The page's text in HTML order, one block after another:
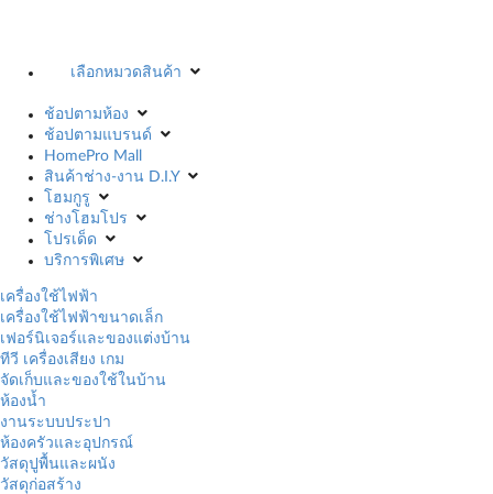
เลือกหมวดสินค้า
ช้อปตามห้อง
ช้อปตามแบรนด์
HomePro Mall
สินค้าช่าง-งาน D.I.Y
โฮมกูรู
ช่างโฮมโปร
โปรเด็ด
บริการพิเศษ
เครื่องใช้ไฟฟ้า
เครื่องใช้ไฟฟ้าขนาดเล็ก
เฟอร์นิเจอร์และของแต่งบ้าน
ทีวี เครื่องเสียง เกม
จัดเก็บและของใช้ในบ้าน
ห้องน้ำ
งานระบบประปา
ห้องครัวและอุปกรณ์
วัสดุปูพื้นและผนัง
วัสดุก่อสร้าง